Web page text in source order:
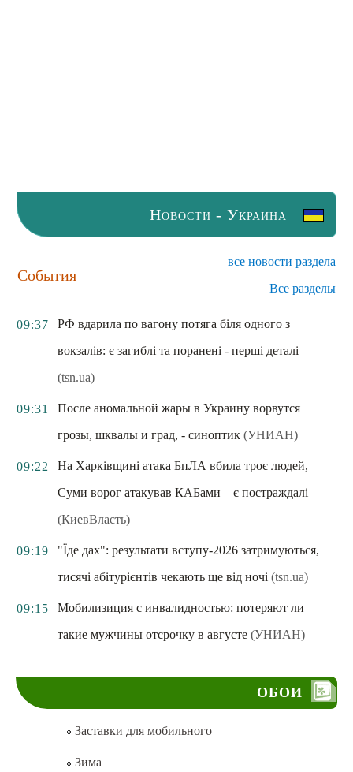
Новости - Украина
События
все новости раздела
Все разделы
09:37
РФ вдарила по вагону потяга біля одного з
вокзалів: є загиблі та поранені - перші деталі
(tsn.ua)
09:31
После аномальной жары в Украину ворвутся
грозы, шквалы и град, - синоптик (УНИАН)
09:22
На Харківщині атака БпЛА вбила троє людей,
Суми ворог атакував КАБами – є постраждалі
(КиевВласть)
09:19
"Їде дах": результати вступу-2026 затримуються,
тисячі абітурієнтів чекають ще від ночі (tsn.ua)
09:15
Мобилизиция с инвалидностью: потеряют ли
такие мужчины отсрочку в августе (УНИАН)
ОБОИ
Заставки для мобильного
Зима